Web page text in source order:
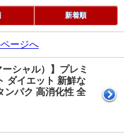
新着順
ージへ
ーシャル）】プレミ
ダイエット 新鮮な
ンパク 高消化性 全